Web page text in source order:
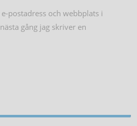
postadress och webbplats i
gång jag skriver en